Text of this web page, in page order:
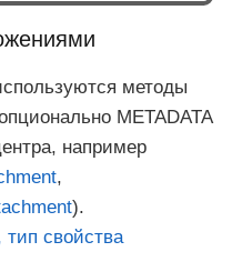
методы
METADATA
например
,
).
свойства